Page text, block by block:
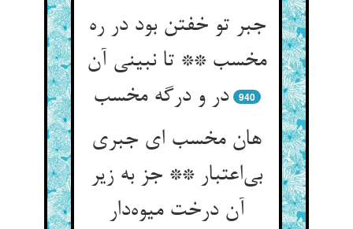
جبر تو خفتن بود در ره
مخسب ** تا نبینی آن
در و درگه مخسب‌‌
940
هان مخسب ای جبری
بی‌‌اعتبار ** جز به زیر
آن درخت میوه‌‌دار